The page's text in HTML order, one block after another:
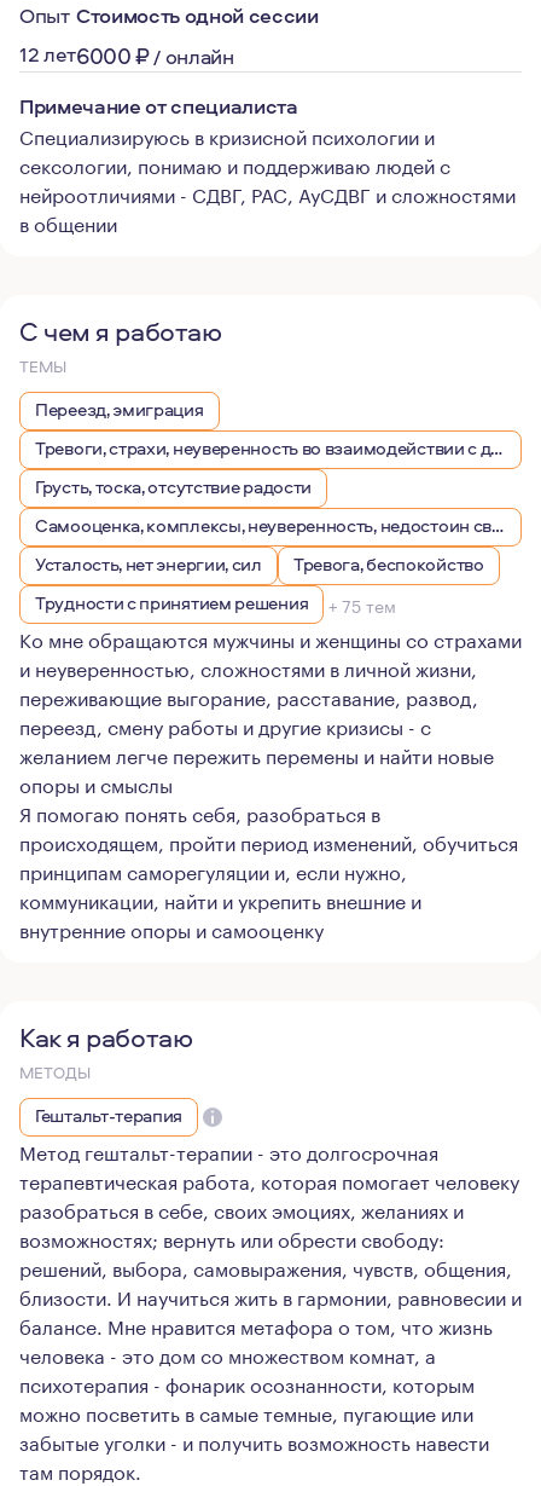
Опыт
12 лет
Стоимость одной сессии
6000₽/ онлайн
Примечание от специалиста
Специализируюсь в кризисной психологии и
сексологии, понимаю и поддерживаю людей с
нейроотличиями - СДВГ, РАС, АуСДВГ и сложностями
в общении
С чем я работаю
ТЕМЫ
Переезд, эмиграция
Тревоги, страхи, неуверенность во взаимодействии с другими людьми
Грусть, тоска, отсутствие радости
Самооценка, комплексы, неуверенность, недостоин своей должности или положения в обществе
Усталость, нет энергии, сил
Тревога, беспокойство
Трудности с принятием решения
+ 75 тем
Ко мне обращаются мужчины и женщины со страхами
и неуверенностью, сложностями в личной жизни,
переживающие выгорание, расставание, развод,
переезд, смену работы и другие кризисы - с
желанием легче пережить перемены и найти новые
опоры и смыслы
Я помогаю понять себя, разобраться в
происходящем, пройти период изменений, обучиться
принципам саморегуляции и, если нужно,
коммуникации, найти и укрепить внешние и
внутренние опоры и самооценку
Как я работаю
МЕТОДЫ
Гештальт-терапия
Метод гештальт-терапии - это долгосрочная
терапевтическая работа, которая помогает человеку
разобраться в себе, своих эмоциях, желаниях и
возможностях; вернуть или обрести свободу:
решений, выбора, самовыражения, чувств, общения,
близости. И научиться жить в гармонии, равновесии и
балансе. Мне нравится метафора о том, что жизнь
человека - это дом со множеством комнат, а
психотерапия - фонарик осознанности, которым
можно посветить в самые темные, пугающие или
забытые уголки - и получить возможность навести
там порядок.